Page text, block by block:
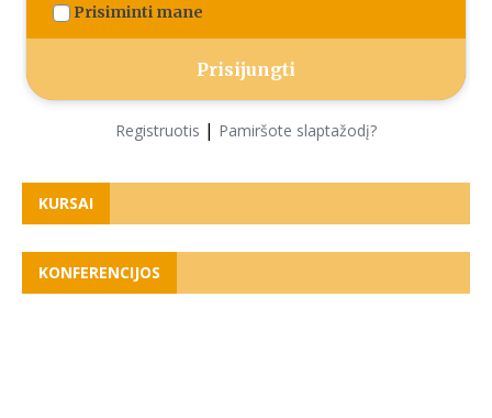
Prisiminti mane
Registruotis | Pamiršote slaptažodį?
KURSAI
KONFERENCIJOS